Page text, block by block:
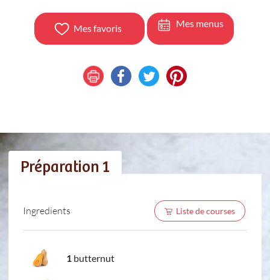
Mes favoris Mes menus
Préparation 1
Ingredients Liste de courses
1 butternut